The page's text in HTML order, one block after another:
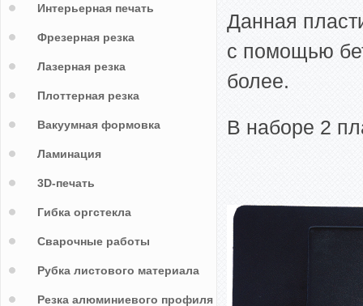
Данная
с помощью
более.
В наборе 2
Интерьерная печать
Фрезерная резка
Лазерная резка
Плоттерная резка
Вакуумная формовка
Ламинация
3D-печать
Гибка оргстекла
Сварочные работы
Рубка листового материала
Резка алюминиевого профиля